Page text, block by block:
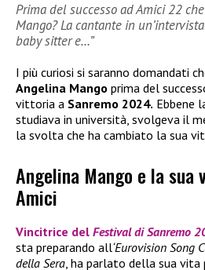
Prima del successo ad Amici 22
Mango? La cantante in
baby sitter e…”
I più curiosi si saranno domandati
Angelina Mango prima del
vittoria a Sanremo 2024. Ebbene
studiava in università, svolgeva il
la svolta che ha cambiato la sua
Angelina Mango e la sua
Amici
Vincitrice del Festival di Sanremo
sta preparando all‘Eurovision Song
della Sera , ha parlato della sua